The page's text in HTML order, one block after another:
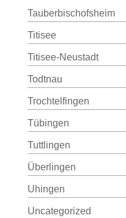
Tauberbischofsheim
Titisee
Titisee-Neustadt
Todtnau
Trochtelfingen
Tübingen
Tuttlingen
Überlingen
Uhingen
Uncategorized